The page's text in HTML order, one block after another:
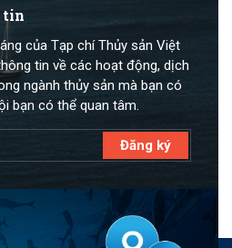
tin
của Tạp chí Thủy sản Việt
tin về các hoạt động, dịch
ngành thủy sản mà bạn có
bạn có thể quan tâm.